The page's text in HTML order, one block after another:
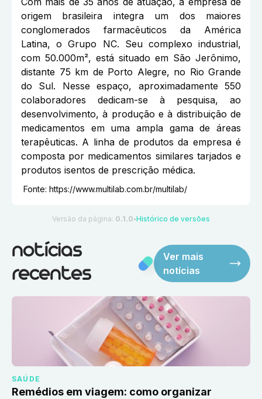
origem brasileira integra um dos maiores
conglomerados farmacêuticos da América
Latina, o Grupo NC. Seu complexo industrial,
com 50.000m², está situado em São Jerônimo,
distante 75 km de Porto Alegre, no Rio Grande
do Sul. Nesse espaço, aproximadamente 550
colaboradores dedicam-se à pesquisa, ao
desenvolvimento, à produção e à distribuição de
medicamentos em uma ampla gama de áreas
terapêuticas. A linha de produtos da empresa é
composta por medicamentos similares tarjados e
produtos isentos de prescrição médica.
Fonte: https://www.multilab.com.br/multilab/
Versão da página: 0.1.0 ●Histórico de versões
notícias
recentes
Ver mais
notícias
SAÚDE
Remédios em viagem: como organizar